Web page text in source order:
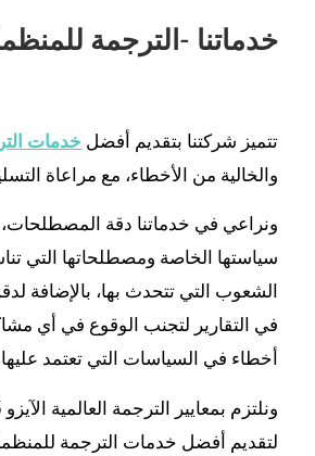
خدماتنا -الترجمة
تتميز شركتنا بتقديم أفضل خدمات
والخالية من الأخطاء، مع مراعاة
ونراعي في خدماتنا دقة
سياستها الخاصة ومصطلحاتها التي
الشعوب التي تتحدث بها، بالإضافة
في التقارير لتجنب الوقوع في أي
أخطاء في السياسات التي تعتمد
لتقديم أفضل خدمات الترجمة